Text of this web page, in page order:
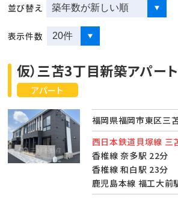
並び替え
表示件数
アパート
仮）三苫3丁目新築アパート
福岡県福岡市東区三
西日本鉄道貝塚線 三
香椎線 奈多駅 22分
香椎線 和白駅 23分
鹿児島本線 福工大前